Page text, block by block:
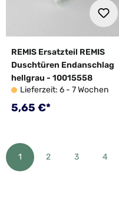
REMIS Ersatzteil REMIS
Duschtüren Endanschlag
hellgrau - 10015558
Lieferzeit: 6 - 7 Wochen
Regulärer Preis:
5,65 €*
Seite
1 Seite
2 Seite
3 Seite
4